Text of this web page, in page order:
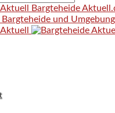
Bargteheide
und